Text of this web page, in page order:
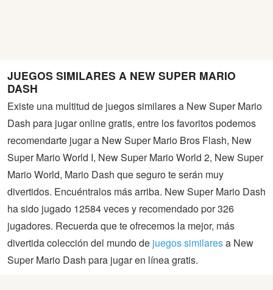
JUEGOS SIMILARES A NEW SUPER MARIO
DASH
Existe una multitud de juegos similares a New Super Mario
Dash para jugar online gratis, entre los favoritos podemos
recomendarte jugar a New Super Mario Bros Flash, New
Super Mario World I, New Super Mario World 2, New Super
Mario World, Mario Dash que seguro te serán muy
divertidos. Encuéntralos más arriba. New Super Mario Dash
ha sido jugado 12584 veces y recomendado por 326
jugadores. Recuerda que te ofrecemos la mejor, más
divertida colección del mundo de juegos similaresa New
Super Mario Dash para jugar en línea gratis.